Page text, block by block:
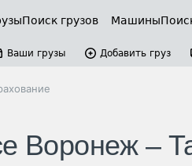
Поиск грузов Машины
Ваши грузы Добавить груз
Воронеж –